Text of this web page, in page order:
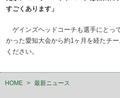
すごくあります」
ゲインズヘッドコーチも選手にとっ
かった愛知大会から約1ヶ月を経たチ
ください。
HOME > 最新ニュース